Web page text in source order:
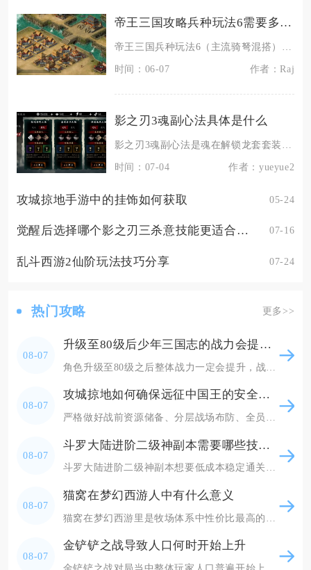
帝王三国攻略兵种玩法6需要多少资源投入
时间：06-07 作者：Raj
影之刃3魂副心法具体是什么
时间：07-04 作者：yueyue2
攻城掠地手游中的挂饰如何获取 05-24
觉醒后选择哪个影之刃三杀意技能更适合快速击杀敌人 07-16
乱斗西游2仙阶玩法技巧分享 07-24
热门攻略 更多>>
08-07
升级至80级后少年三国志的战力会提升吗
08-07
攻城掠地如何确保远征中国王的安全与胜利
08-07
斗罗大陆进阶二级神副本需要哪些技巧和策略
斗罗大陆进阶二级神副本想要低成本稳定通关，核心分为路线选择、体力规划、元素道具储备、战前属
08-07
猫窝在梦幻西游人中有什么意义
08-07
金铲铲之战导致人口何时开始上升